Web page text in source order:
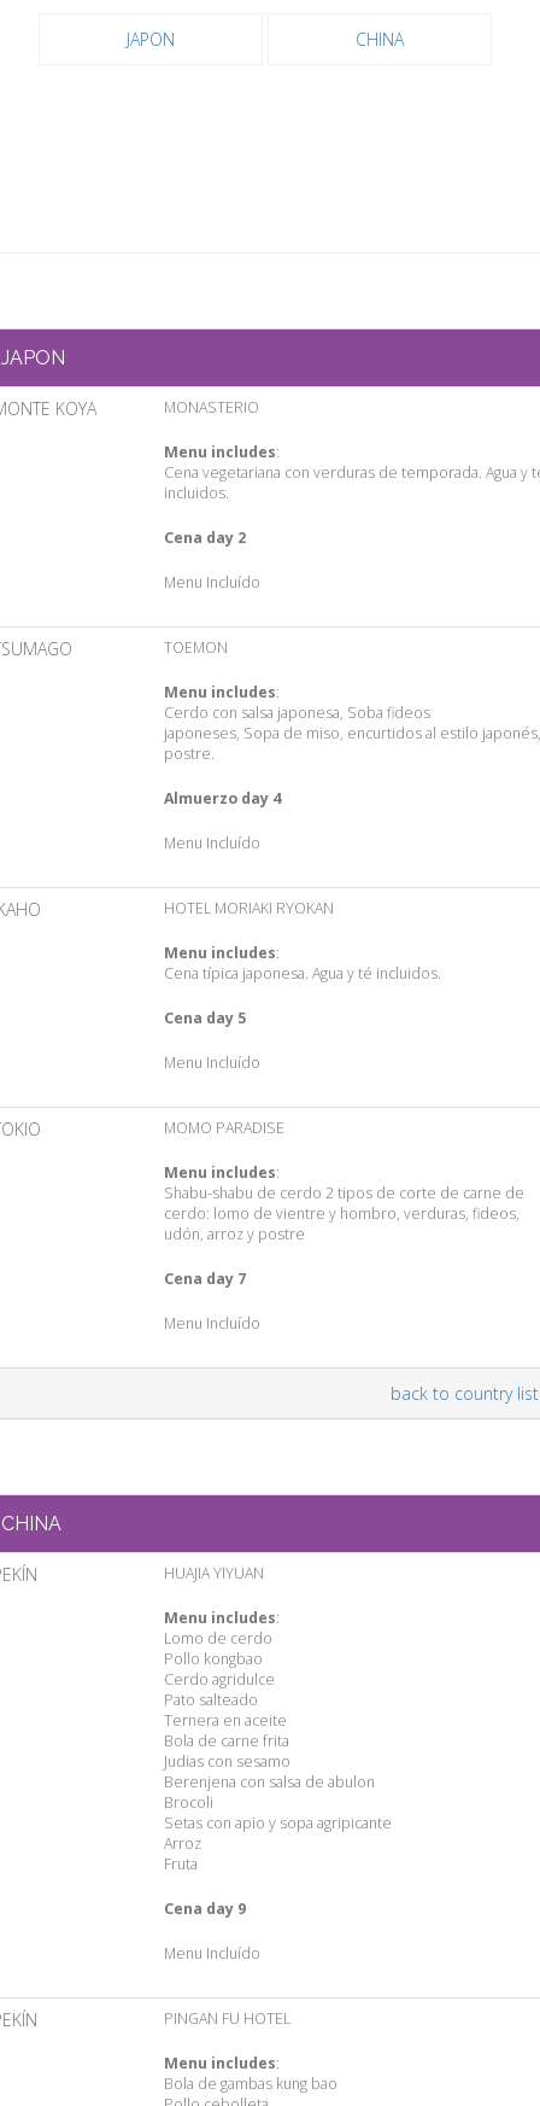
JAPON CHINA
JAPON
KOYA MONASTERIO
Menu includes:
Cena vegetariana con verduras de temporada. Agua y
incluidos.
Cena day 2
Menu Incluído
TOEMON
Menu includes:
Cerdo con salsa japonesa, Soba fideos
japoneses, Sopa de miso, encurtidos al estilo japonés,
postre.
Almuerzo day 4
Menu Incluído
HOTEL MORIAKI RYOKAN
Menu includes:
Cena típica japonesa. Agua y té incluidos.
Cena day 5
Menu Incluído
MOMO PARADISE
Menu includes:
Shabu-shabu de cerdo 2 tipos de corte de carne de
cerdo: lomo de vientre y hombro, verduras, fideos,
udón, arroz y postre
Cena day 7
Menu Incluído
back to country list
CHINA
HUAJIA YIYUAN
Menu includes:
Lomo de cerdo
Pollo kongbao
Cerdo agridulce
Pato salteado
Ternera en aceite
Bola de carne frita
Judias con sesamo
Berenjena con salsa de abulon
Brocoli
Setas con apio y sopa agripicante
Arroz
Fruta
Cena day 9
Menu Incluído
PINGAN FU HOTEL
Menu includes:
Bola de gambas kung bao